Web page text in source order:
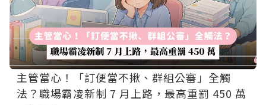
主管當心！「訂便當不揪、群組公審」全觸
法？職場霸凌新制 7 月上路，最高重罰 450 萬